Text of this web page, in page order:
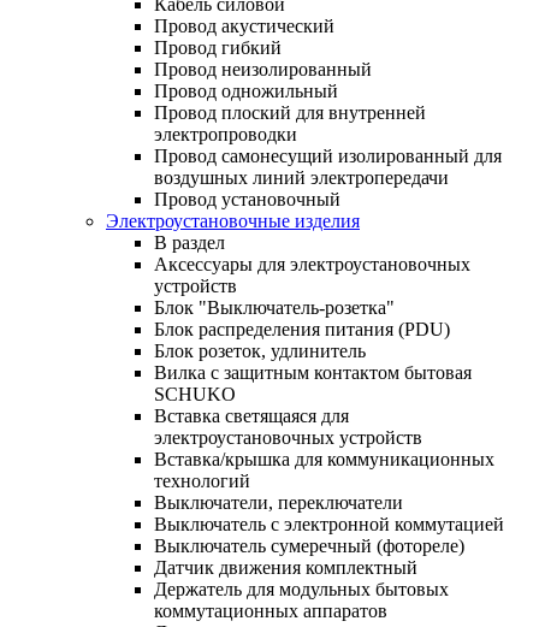
Провод акустический
Провод гибкий
Провод неизолированный
Провод одножильный
Провод плоский для внутренней
электропроводки
Провод самонесущий изолированный для
воздушных линий электропередачи
Провод установочный
Электроустановочные изделия
В раздел
Аксессуары для электроустановочных
устройств
Блок "Выключатель-розетка"
Блок распределения питания (PDU)
Блок розеток, удлинитель
Вилка с защитным контактом бытовая
SCHUKO
Вставка светящаяся для
электроустановочных устройств
Вставка/крышка для коммуникационных
технологий
Выключатели, переключатели
Выключатель с электронной коммутацией
Выключатель сумеречный (фотореле)
Датчик движения комплектный
Держатель для модульных бытовых
коммутационных аппаратов